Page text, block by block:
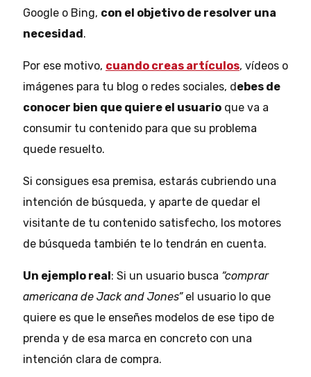
Google o Bing, con el objetivo de resolver una
necesidad .
Por ese motivo, cuando creas artículos, vídeos o
imágenes para tu blog o redes sociales, d ebes de
conocer bien que quiere el usuario que va a
consumir tu contenido para que su problema
quede resuelto.
Si consigues esa premisa, estarás cubriendo una
intención de búsqueda, y aparte de quedar el
visitante de tu contenido satisfecho, los motores
de búsqueda también te lo tendrán en cuenta.
Un ejemplo real : Si un usuario busca “comprar
americana de Jack and Jones”el usuario lo que
quiere es que le enseñes modelos de ese tipo de
prenda y de esa marca en concreto con una
intención clara de compra.